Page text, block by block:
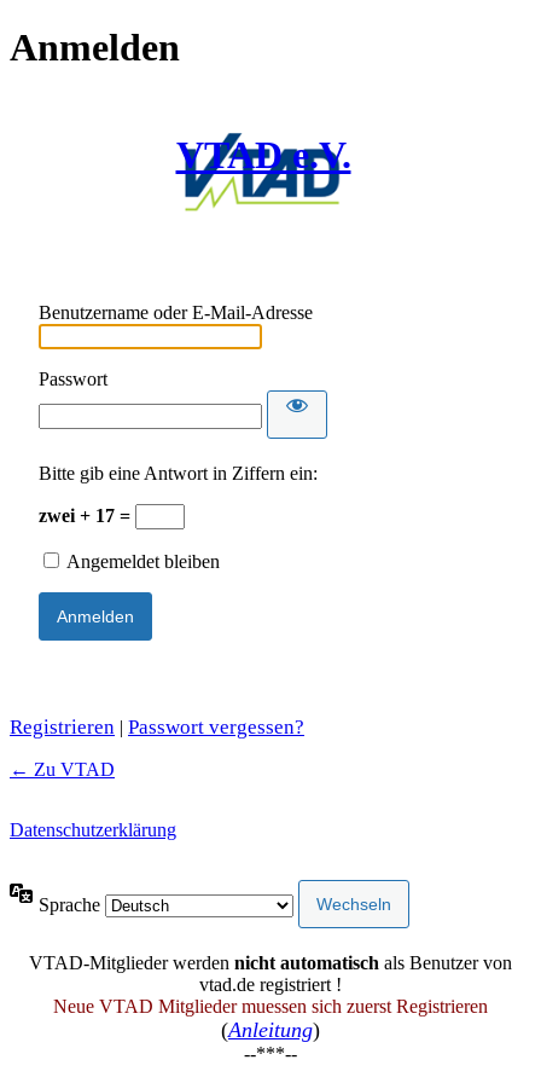
Anmelden
VTAD e.V.
Benutzername oder E-Mail-Adresse
Passwort
Bitte gib eine Antwort in Ziffern ein:
zwei + 17 =
Angemeldet bleiben
Registrieren | Passwort vergessen?
← Zu VTAD
Datenschutzerklärung
Sprache
VTAD-Mitglieder werden nicht automatisch als Benutzer von
vtad.de registriert !
Neue VTAD Mitglieder muessen sich zuerst Registrieren
(Anleitung)
--***--